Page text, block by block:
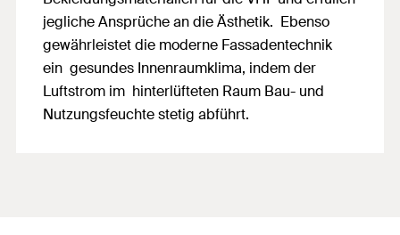
jegliche Ansprüche an die Ästhetik. Ebenso
gewährleistet die moderne Fassadentechnik
ein gesundes Innenraumklima, indem der
Luftstrom im hinterlüfteten Raum Bau- und
Nutzungsfeuchte stetig abführt.